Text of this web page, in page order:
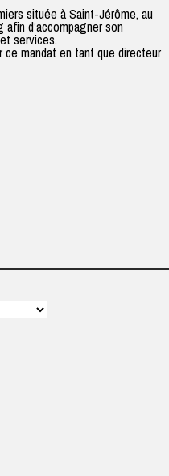
située à Saint-Jérôme, au
afin d’accompagner son
services.
ce mandat en tant que directeur